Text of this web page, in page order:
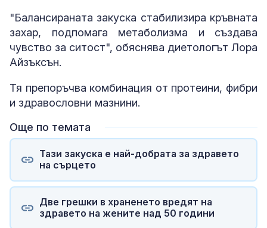
"Балансираната закуска стабилизира кръвната
захар, подпомага метаболизма и създава
чувство за ситост", обяснява диетологът Лора
Айзъксън.
Тя препоръчва комбинация от протеини, фибри
и здравословни мазнини.
Още по темата
Тази закуска е най-добрата за здравето
на сърцето
Две грешки в храненето вредят на
здравето на жените над 50 години